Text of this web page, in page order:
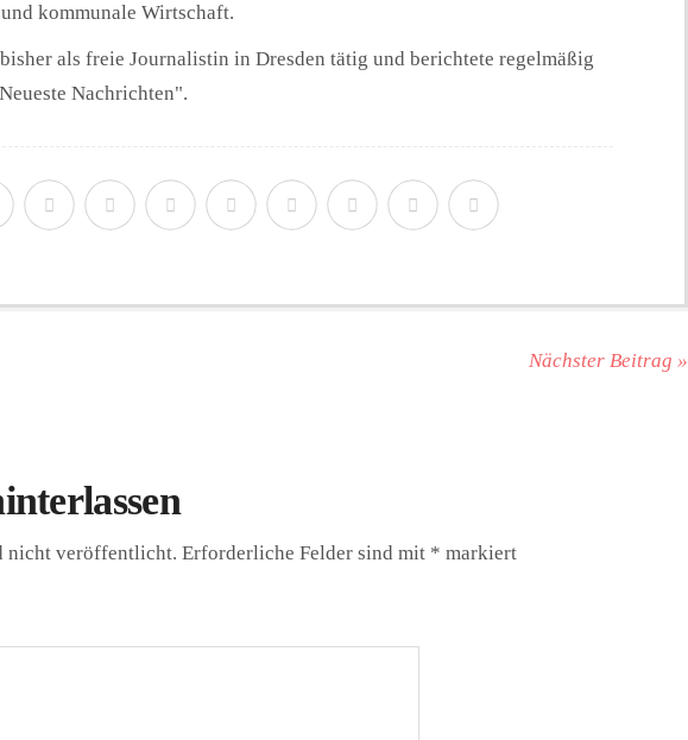
kommunale Wirtschaft.
als freie Journalistin in Dresden tätig und berichtete regelmäßig
Nachrichten".
Nächster Beitrag »
nicht veröffentlicht. Erforderliche Felder sind mit * markiert